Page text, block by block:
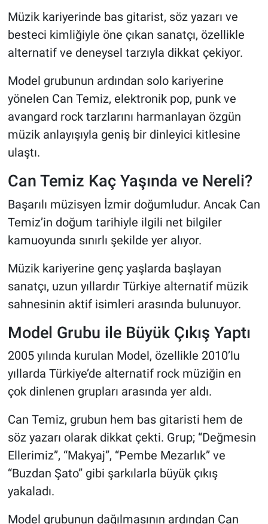
Müzik kariyerinde bas gitarist, söz yazarı ve
besteci kimliğiyle öne çıkan sanatçı, özellikle
alternatif ve deneysel tarzıyla dikkat çekiyor.
Model grubunun ardından solo kariyerine
yönelen Can Temiz, elektronik pop, punk ve
avangard rock tarzlarını harmanlayan özgün
müzik anlayışıyla geniş bir dinleyici kitlesine
ulaştı.
Can Temiz Kaç Yaşında ve Nereli?
Başarılı müzisyen İzmir doğumludur. Ancak Can
Temiz’in doğum tarihiyle ilgili net bilgiler
kamuoyunda sınırlı şekilde yer alıyor.
Müzik kariyerine genç yaşlarda başlayan
sanatçı, uzun yıllardır Türkiye alternatif müzik
sahnesinin aktif isimleri arasında bulunuyor.
Model Grubu ile Büyük Çıkış Yaptı
2005 yılında kurulan Model, özellikle 2010’lu
yıllarda Türkiye’de alternatif rock müziğin en
çok dinlenen grupları arasında yer aldı.
Can Temiz, grubun hem bas gitaristi hem de
söz yazarı olarak dikkat çekti. Grup; “Değmesin
Ellerimiz”, “Makyaj”, “Pembe Mezarlık” ve
“Buzdan Şato” gibi şarkılarla büyük çıkış
yakaladı.
Model grubunun dağılmasının ardından Can